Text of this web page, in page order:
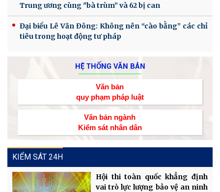
Trung ương cùng "bà trùm” và 62 bị can
Đại biểu Lê Văn Đông: Không nên “cào bằng” các chỉ
tiêu trong hoạt động tư pháp
HỆ THỐNG VĂN BẢN
Văn bản
quy phạm pháp luật
Văn bản ngành
Kiểm sát nhân dân
KIỂM SÁT 24H
Hội thi toàn quốc khẳng định
vai trò lực lượng bảo vệ an ninh